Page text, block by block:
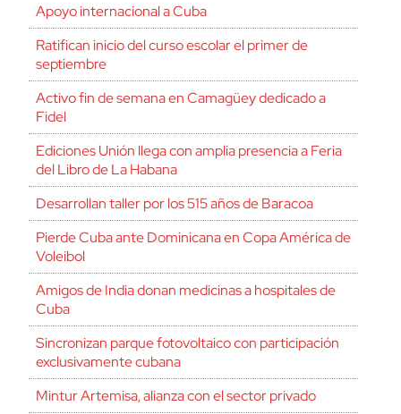
Apoyo internacional a Cuba
Ratifican inicio del curso escolar el primer de
septiembre
Activo fin de semana en Camagüey dedicado a
Fidel
Ediciones Unión llega con amplia presencia a Feria
del Libro de La Habana
Desarrollan taller por los 515 años de Baracoa
Pierde Cuba ante Dominicana en Copa América de
Voleibol
Amigos de India donan medicinas a hospitales de
Cuba
Sincronizan parque fotovoltaico con participación
exclusivamente cubana
Mintur Artemisa, alianza con el sector privado